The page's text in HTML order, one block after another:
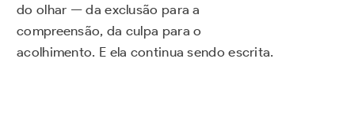
do olhar — da exclusão para a
compreensão, da culpa para o
acolhimento. E ela continua sendo escrita.